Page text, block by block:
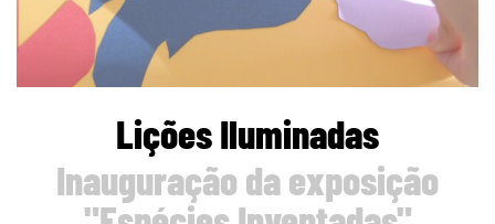
Lições Iluminadas
Inauguração da exposição